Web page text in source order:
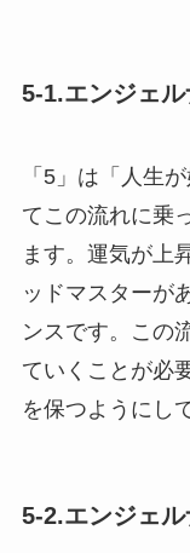
5-1.エンジェ
「5」は「人生
てこの流れに乗
ます。運気が上
ッドマスターが
ンスです。この
ていくことが必
を保つようにし
5-2.エンジェ